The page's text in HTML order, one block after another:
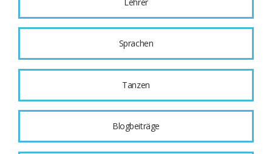
Sprachen
Tanzen
Blogbeiträge